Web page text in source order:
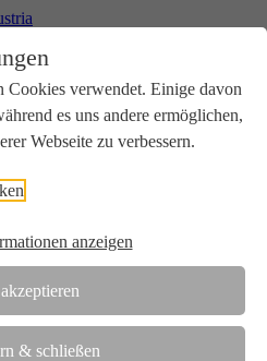
Cookies verwendet. Einige davon
es uns andere ermöglichen,
Webseite zu verbessern.
anzeigen
& schließen
Holzbranche in enger
und Wirtschaft.
Prüf-, Inspektions- und